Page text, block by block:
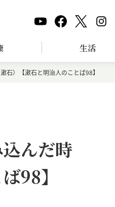
生活
石）【漱石と明治人のことば98】
んだ時
98】